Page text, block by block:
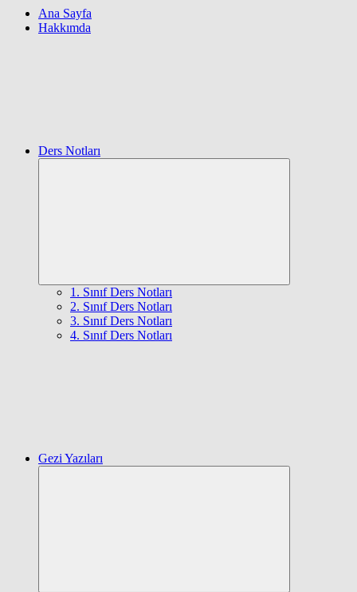
Ana Sayfa
Hakkımda
Ders Notları
1. Sınıf Ders Notları
2. Sınıf Ders Notları
3. Sınıf Ders Notları
4. Sınıf Ders Notları
Gezi Yazıları